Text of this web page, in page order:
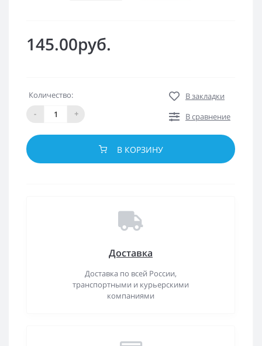
145.00руб.
Количество:
-
+
В закладки
В сравнение
В КОРЗИНУ
Доставка
Доставка по всей России,
транспортными и курьерскими
компаниями